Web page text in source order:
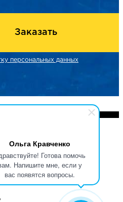
Ольга Кравченко
Готова помочь
Напишите мне, если у
вас появятся вопросы.
Заказать
персональных данных
данных